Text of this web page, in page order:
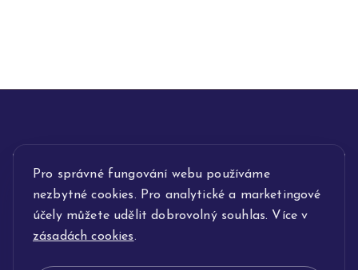
Pro správné fungování webu používáme
nezbytné cookies. Pro analytické a marketingové
účely můžete udělit dobrovolný souhlas. Více v
zásadách cookies.
INFORMACE
POPIS SLUŽEB